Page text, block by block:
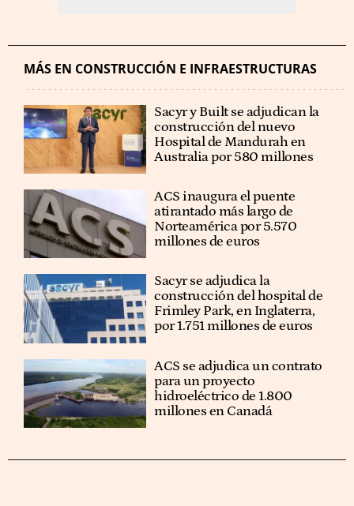
MÁS EN CONSTRUCCIÓN E INFRAESTRUCTURAS
Sacyr y Built se adjudican la
construcción del nuevo
Hospital de Mandurah en
Australia por 580 millones
ACS inaugura el puente
atirantado más largo de
Norteamérica por 5.570
millones de euros
Sacyr se adjudica la
construcción del hospital de
Frimley Park, en Inglaterra,
por 1.751 millones de euros
ACS se adjudica un contrato
para un proyecto
hidroeléctrico de 1.800
millones en Canadá